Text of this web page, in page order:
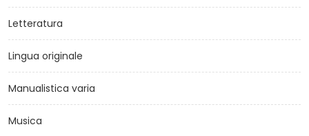
Letteratura
Lingua originale
Manualistica varia
Musica